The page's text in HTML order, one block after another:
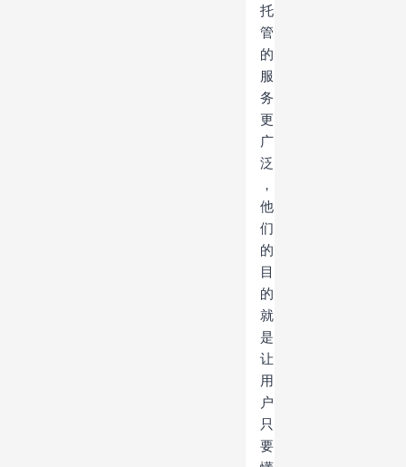
托
管
的
服
务
更
广
泛
，
他
们
的
目
的
就
是
让
用
户
只
要